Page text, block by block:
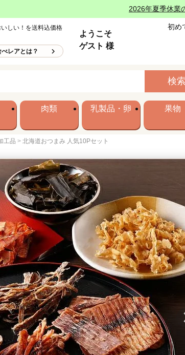
2026年夏季休業
しい！を送料込価格
べレアとは？
ようこそ
ゲスト 様
初め
検索
肉類 乳製品・卵 果物
工品 北海道おつまみ 人気10Pセット